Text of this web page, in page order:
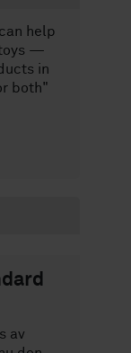
help
toys —
in
both"
av